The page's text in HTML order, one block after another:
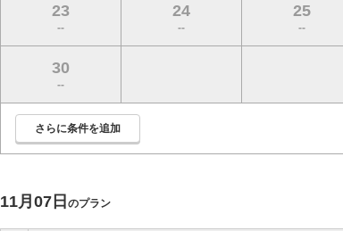
23
--
24
--
25
--
30
--
さらに条件を追加
11月07日 のプラン